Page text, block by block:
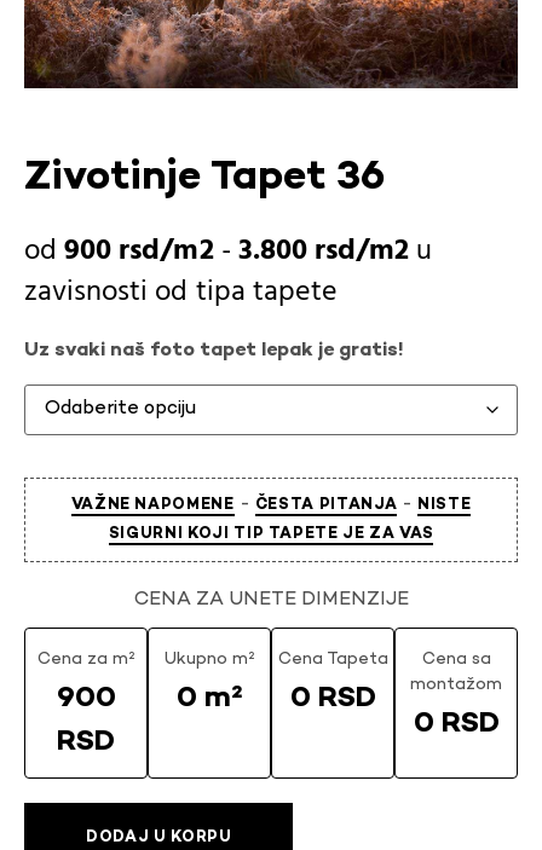
Zivotinje Tapet 36
900rsd -3.800rsd
u
zavisnosti od tipa tapete
Uz svaki naš foto tapet lepak je gratis!
VAŽNE NAPOMENE - ČESTA PITANJA - NISTE
SIGURNI KOJI TIP TAPETE JE ZA VAS
CENA ZA UNETE DIMENZIJE
Cena za m²
900
RSD
Ukupno m²
0 m²
Cena Tapeta
0 RSD
Cena sa
montažom
0 RSD
DODAJ U KORPU